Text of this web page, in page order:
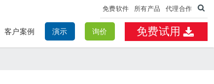
免费软件 所有产品 代理合作
免费试用
客户案例 演示 询价